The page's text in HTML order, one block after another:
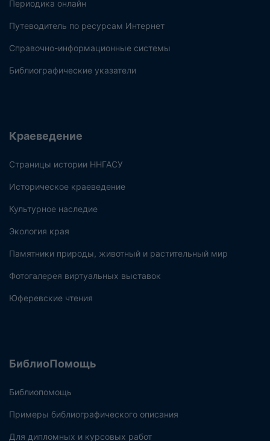
Периодика онлайн
Путеводитель по ресурсам Интернет
Справочно-информационные системы
Библиографические указатели
Краеведение
Страницы истории ННГАСУ
Историческое краеведение
Культурное наследие
Экология края
Памятники природы, животный и растительный мир
Фотогалерея виртуальных выставок
Юферевские чтения
БиблиоПомощь
Библиопомощь
Примеры библиографического описания
Для дипломных и курсовых работ